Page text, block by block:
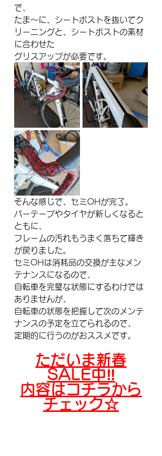
で、
たま～に、シートポストを抜いてク
リーニングと、シートポストの素材
に合わせた
グリスアップが必要です。
そんな感じで、セミOHが完了。
バーテープやタイヤが新しくなると
ともに、
フレームの汚れもうまく落ちて輝き
が戻りました。
セミOHは消耗品の交換が主なメン
テナンスになるので、
自転車を完璧な状態にするわけでは
ありませんが、
自転車の状態を把握して次のメンテ
ナンスの予定を立てられるので、
定期的に行うのがおススメです。
ただいま新春
SALE中‼
内容はコチラから
チェック☆